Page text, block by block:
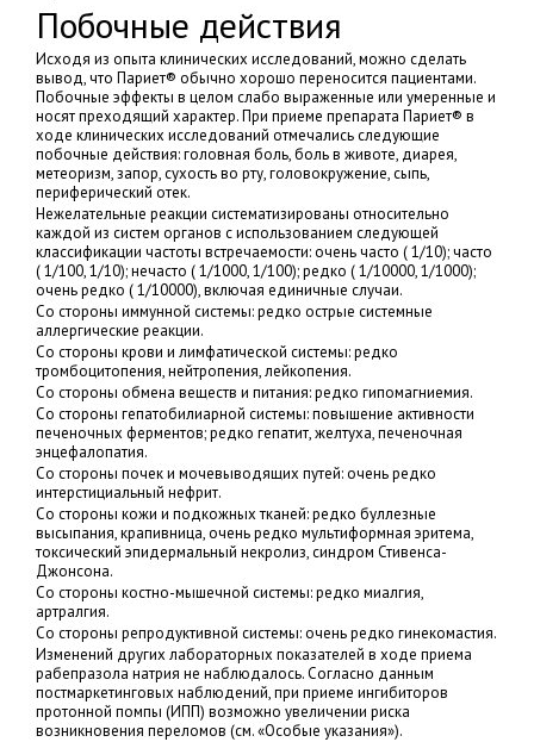
Побочные действия
Исходя из опыта клинических исследований, можно сделать
вывод, что Париет® обычно хорошо переносится пациентами.
Побочные эффекты в целом слабо выраженные или умеренные и
носят преходящий характер. При приеме препарата Париет® в
ходе клинических исследований отмечались следующие
побочные действия: головная боль, боль в животе, диарея,
метеоризм, запор, сухость во рту, головокружение, сыпь,
периферический отек.
Нежелательные реакции систематизированы относительно
каждой из систем органов с использованием следующей
классификации частоты встречаемости: очень часто ( 1/10); часто
( 1/100, 1/10); нечасто ( 1/1000, 1/100); редко ( 1/10000, 1/1000);
очень редко ( 1/10000), включая единичные случаи.
Со стороны иммунной системы: редко острые системные
аллергические реакции.
Со стороны крови и лимфатической системы: редко
тромбоцитопения, нейтропения, лейкопения.
Со стороны обмена веществ и питания: редко гипомагниемия.
Со стороны гепатобилиарной системы: повышение активности
печеночных ферментов; редко гепатит, желтуха, печеночная
энцефалопатия.
Со стороны почек и мочевыводящих путей: очень редко
интерстициальный нефрит.
Со стороны кожи и подкожных тканей: редко буллезные
высыпания, крапивница, очень редко мультиформная эритема,
токсический эпидермальный некролиз, синдром Стивенса-
Джонсона.
Со стороны костно-мышечной системы: редко миалгия,
артралгия.
Со стороны репродуктивной системы: очень редко гинекомастия.
Изменений других лабораторных показателей в ходе приема
рабепразола натрия не наблюдалось. Согласно данным
постмаркетинговых наблюдений, при приеме ингибиторов
протонной помпы (ИПП) возможно увеличении риска
возникновения переломов (см. «Особые указания»).